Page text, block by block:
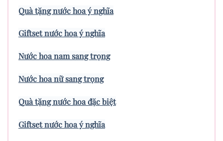
Quà tặng nước hoa ý nghĩa
Giftset nước hoa ý nghĩa
Nước hoa nam sang trọng
Nước hoa nữ sang trọng
Quà tặng nước hoa đặc biệt
Giftset nước hoa ý nghĩa